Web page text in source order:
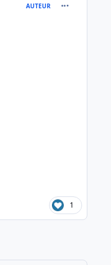
AUTEUR
1